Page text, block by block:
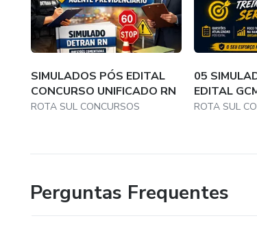
SIMULADOS PÓS EDITAL
CONCURSO UNIFICADO RN
ROTA SUL CONCURSOS
05
EDITAL
ROTA SUL
Perguntas Frequentes